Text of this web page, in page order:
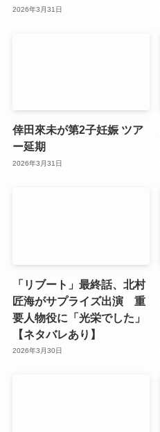
2026年3月31日
倖田來未が第2子妊娠 ツア
ー延期
2026年3月31日
「リブート」最終話、北村
匠海がサプライズ出演 重
要人物役に「光栄でした」
【ネタバレあり】
2026年3月30日